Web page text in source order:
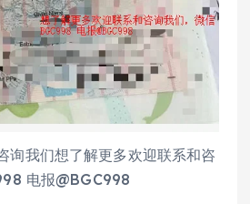
询我们想了解更多欢迎联系和咨
电报@BGC998